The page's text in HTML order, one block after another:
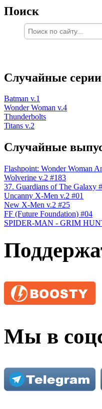
Поиск
Случайные серии
Batman v.1
Wonder Woman v.4
Thunderbolts
Titans v.2
Случайные
Flashpoint: Wonder Woman
Wolverine v.2 #183
37. Guardians of The Galaxy
Uncanny X-Men v.2 #01
New X-Men v.2 #25
FF (Future Foundation) #04
SPIDER-MAN - GRIM
Мы в